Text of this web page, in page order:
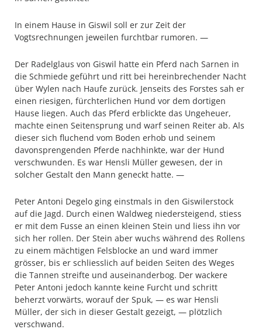
In einem Hause in Giswil soll er zur Zeit der
Vogtsrechnungen jeweilen furchtbar rumoren. —
Der Radelglaus von Giswil hatte ein Pferd nach Sarnen in
die Schmiede geführt und ritt bei hereinbrechender Nacht
über Wylen nach Haufe zurück. Jenseits des Forstes sah er
einen riesigen, fürchterlichen Hund vor dem dortigen
Hause liegen. Auch das Pferd erblickte das Ungeheuer,
machte einen Seitensprung und warf seinen Reiter ab. Als
dieser sich fluchend vom Boden erhob und seinem
davonsprengenden Pferde nachhinkte, war der Hund
verschwunden. Es war Hensli Müller gewesen, der in
solcher Gestalt den Mann geneckt hatte. —
Peter Antoni Degelo ging einstmals in den Giswilerstock
auf die Jagd. Durch einen Waldweg niedersteigend, stiess
er mit dem Fusse an einen kleinen Stein und liess ihn vor
sich her rollen. Der Stein aber wuchs während des Rollens
zu einem mächtigen Felsblocke an und ward immer
grösser, bis er schliesslich auf beiden Seiten des Weges
die Tannen streifte und auseinanderbog. Der wackere
Peter Antoni jedoch kannte keine Furcht und schritt
beherzt vorwärts, worauf der Spuk, — es war Hensli
Müller, der sich in dieser Gestalt gezeigt, — plötzlich
verschwand.